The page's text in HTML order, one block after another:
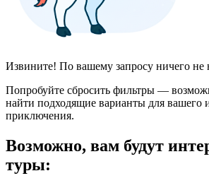
Извините! По вашему запросу ничего не
Попробуйте сбросить фильтры —
найти подходящие варианты для вашего
приключения.
Возможно, вам будут
туры: